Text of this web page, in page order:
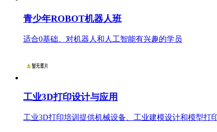
青少年ROBOT机器人班
适合0基础、对机器人和人工智能有兴趣的学员
工业3D打印设计与应用
工业3D打印培训提供机械设备、工业建模设计和模型打